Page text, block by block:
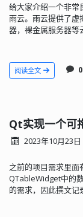
给大家介绍一个非
雨云。雨云提供了虚
器，裸金属服务器等
以通过自定义回源地
包使用。而且流量包
阅读全文
Qt实现一个可
2023年10月23日
之前的项目需求里面
QTableWidget中的
的需求，因此撰文记